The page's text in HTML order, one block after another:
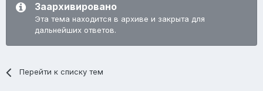
Заархивировано
Эта тема находится в архиве и закрыта для
дальнейших ответов.
Перейти к списку тем